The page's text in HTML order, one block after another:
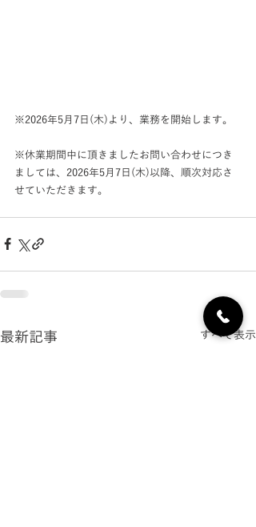
※2026年5月7日(木)より、業務を開始します。
※休業期間中に頂きましたお問い合わせにつき
ましては、2026年5月7日(木)以降、順次対応さ
せていただきます。
最新記事 すべて表示